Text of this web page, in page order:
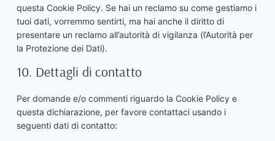
questa Cookie Policy. Se hai un reclamo su come gestiamo i
tuoi dati, vorremmo sentirti, ma hai anche il diritto di
presentare un reclamo all’autorità di vigilanza (l’Autorità per
la Protezione dei Dati).
10. Dettagli di contatto
Per domande e/o commenti riguardo la Cookie Policy e
questa dichiarazione, per favore contattaci usando i
seguenti dati di contatto: